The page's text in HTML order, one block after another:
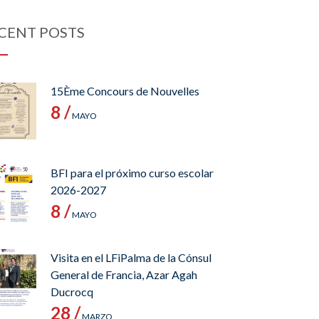
POSTS
15Ème Concours de Nouvelles
8 /MAYO
BFI para el próximo curso escolar
2026-2027
8 /MAYO
Visita en el LFiPalma de la Cónsul
General de Francia, Azar Agah
Ducrocq
28 /MARZO